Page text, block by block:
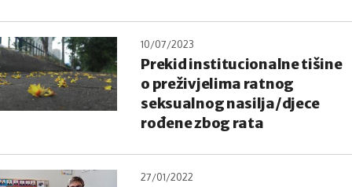
10/07/2023
Prekid institucionalne tišine
o preživjelima ratnog
seksualnog nasilja/djece
rođene zbog rata
27/01/2022